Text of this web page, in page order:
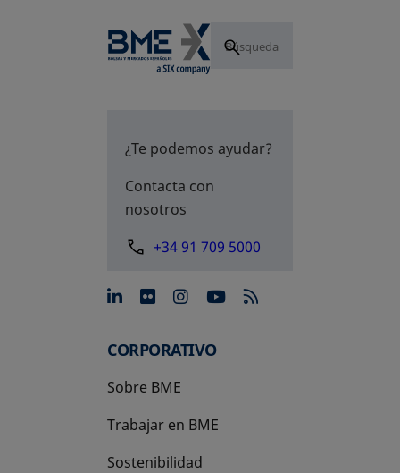
¿Te podemos ayudar?
Contacta con
nosotros
+34 91 709 5000
se abre en una pestaña
se abre en una pestaña
se abre en una
se abre en una
CORPORATIVO
Sobre BME
Trabajar en BME
Sostenibilidad